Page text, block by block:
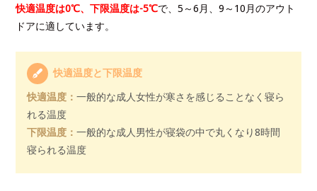
快適温度は0℃、下限温度は-5℃で、5～6月、9～10月のアウト
ドアに適しています。
快適温度と下限温度
快適温度：一般的な成人女性が寒さを感じることなく寝ら
れる温度
下限温度：一般的な成人男性が寝袋の中で丸くなり8時間
寝られる温度